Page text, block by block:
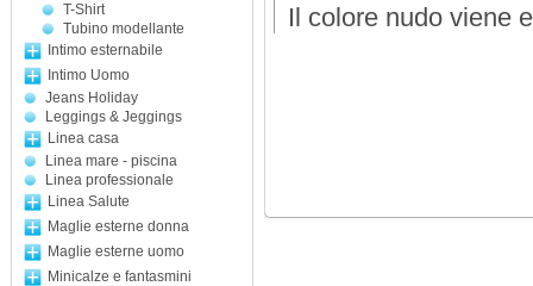
T-Shirt
Tubino modellante
Intimo esternabile
Intimo Uomo
Jeans Holiday
Leggings & Jeggings
Linea casa
Linea mare - piscina
Linea professionale
Linea Salute
Maglie esterne donna
Maglie esterne uomo
Minicalze e fantasmini
Il colore nudo viene